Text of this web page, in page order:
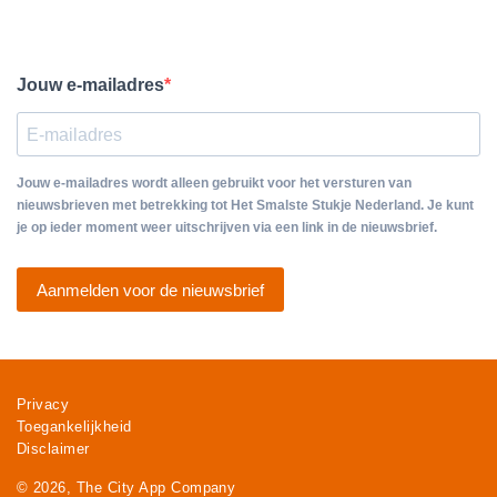
Jouw e-mailadres
Jouw e-mailadres wordt alleen gebruikt voor het versturen van
nieuwsbrieven met betrekking tot Het Smalste Stukje Nederland. Je kunt
je op ieder moment weer uitschrijven via een link in de nieuwsbrief.
Aanmelden voor de nieuwsbrief
Privacy
Toegankelijkheid
Disclaimer
© 2026, The City App Company